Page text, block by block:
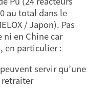
au total dans le
/ Japon). Pas
ni en Chine car
en particulier :
servir qu’une
retraiter